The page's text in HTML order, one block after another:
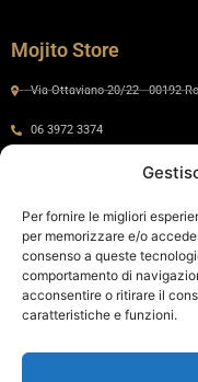
Per fornire le migliori
per memorizzare e/o
consenso a queste
comportamento di
acconsentire o ritirare il
caratteristiche e funzioni.
Mojito Store
Via Ottaviano 20/22 - 00192
06 3972 3374
Via Ottaviano 24 - 00192 Roma
06 575 8821
Policy